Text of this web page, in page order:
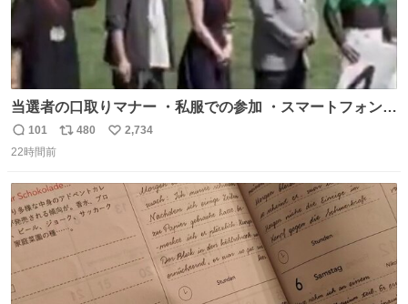
当選者の口取りマナー ・私服での参加 ・スマートフォンで
の撮影 ・調教師へ自分から握手を求める行為 ・シャツをズ
ボンにインしていない服装 ・ボディーバッグの着用 私も口
ほしい #DMMバヌーシ
返
信
101
リ
ト
数
480
い
数
2,734
22時間前